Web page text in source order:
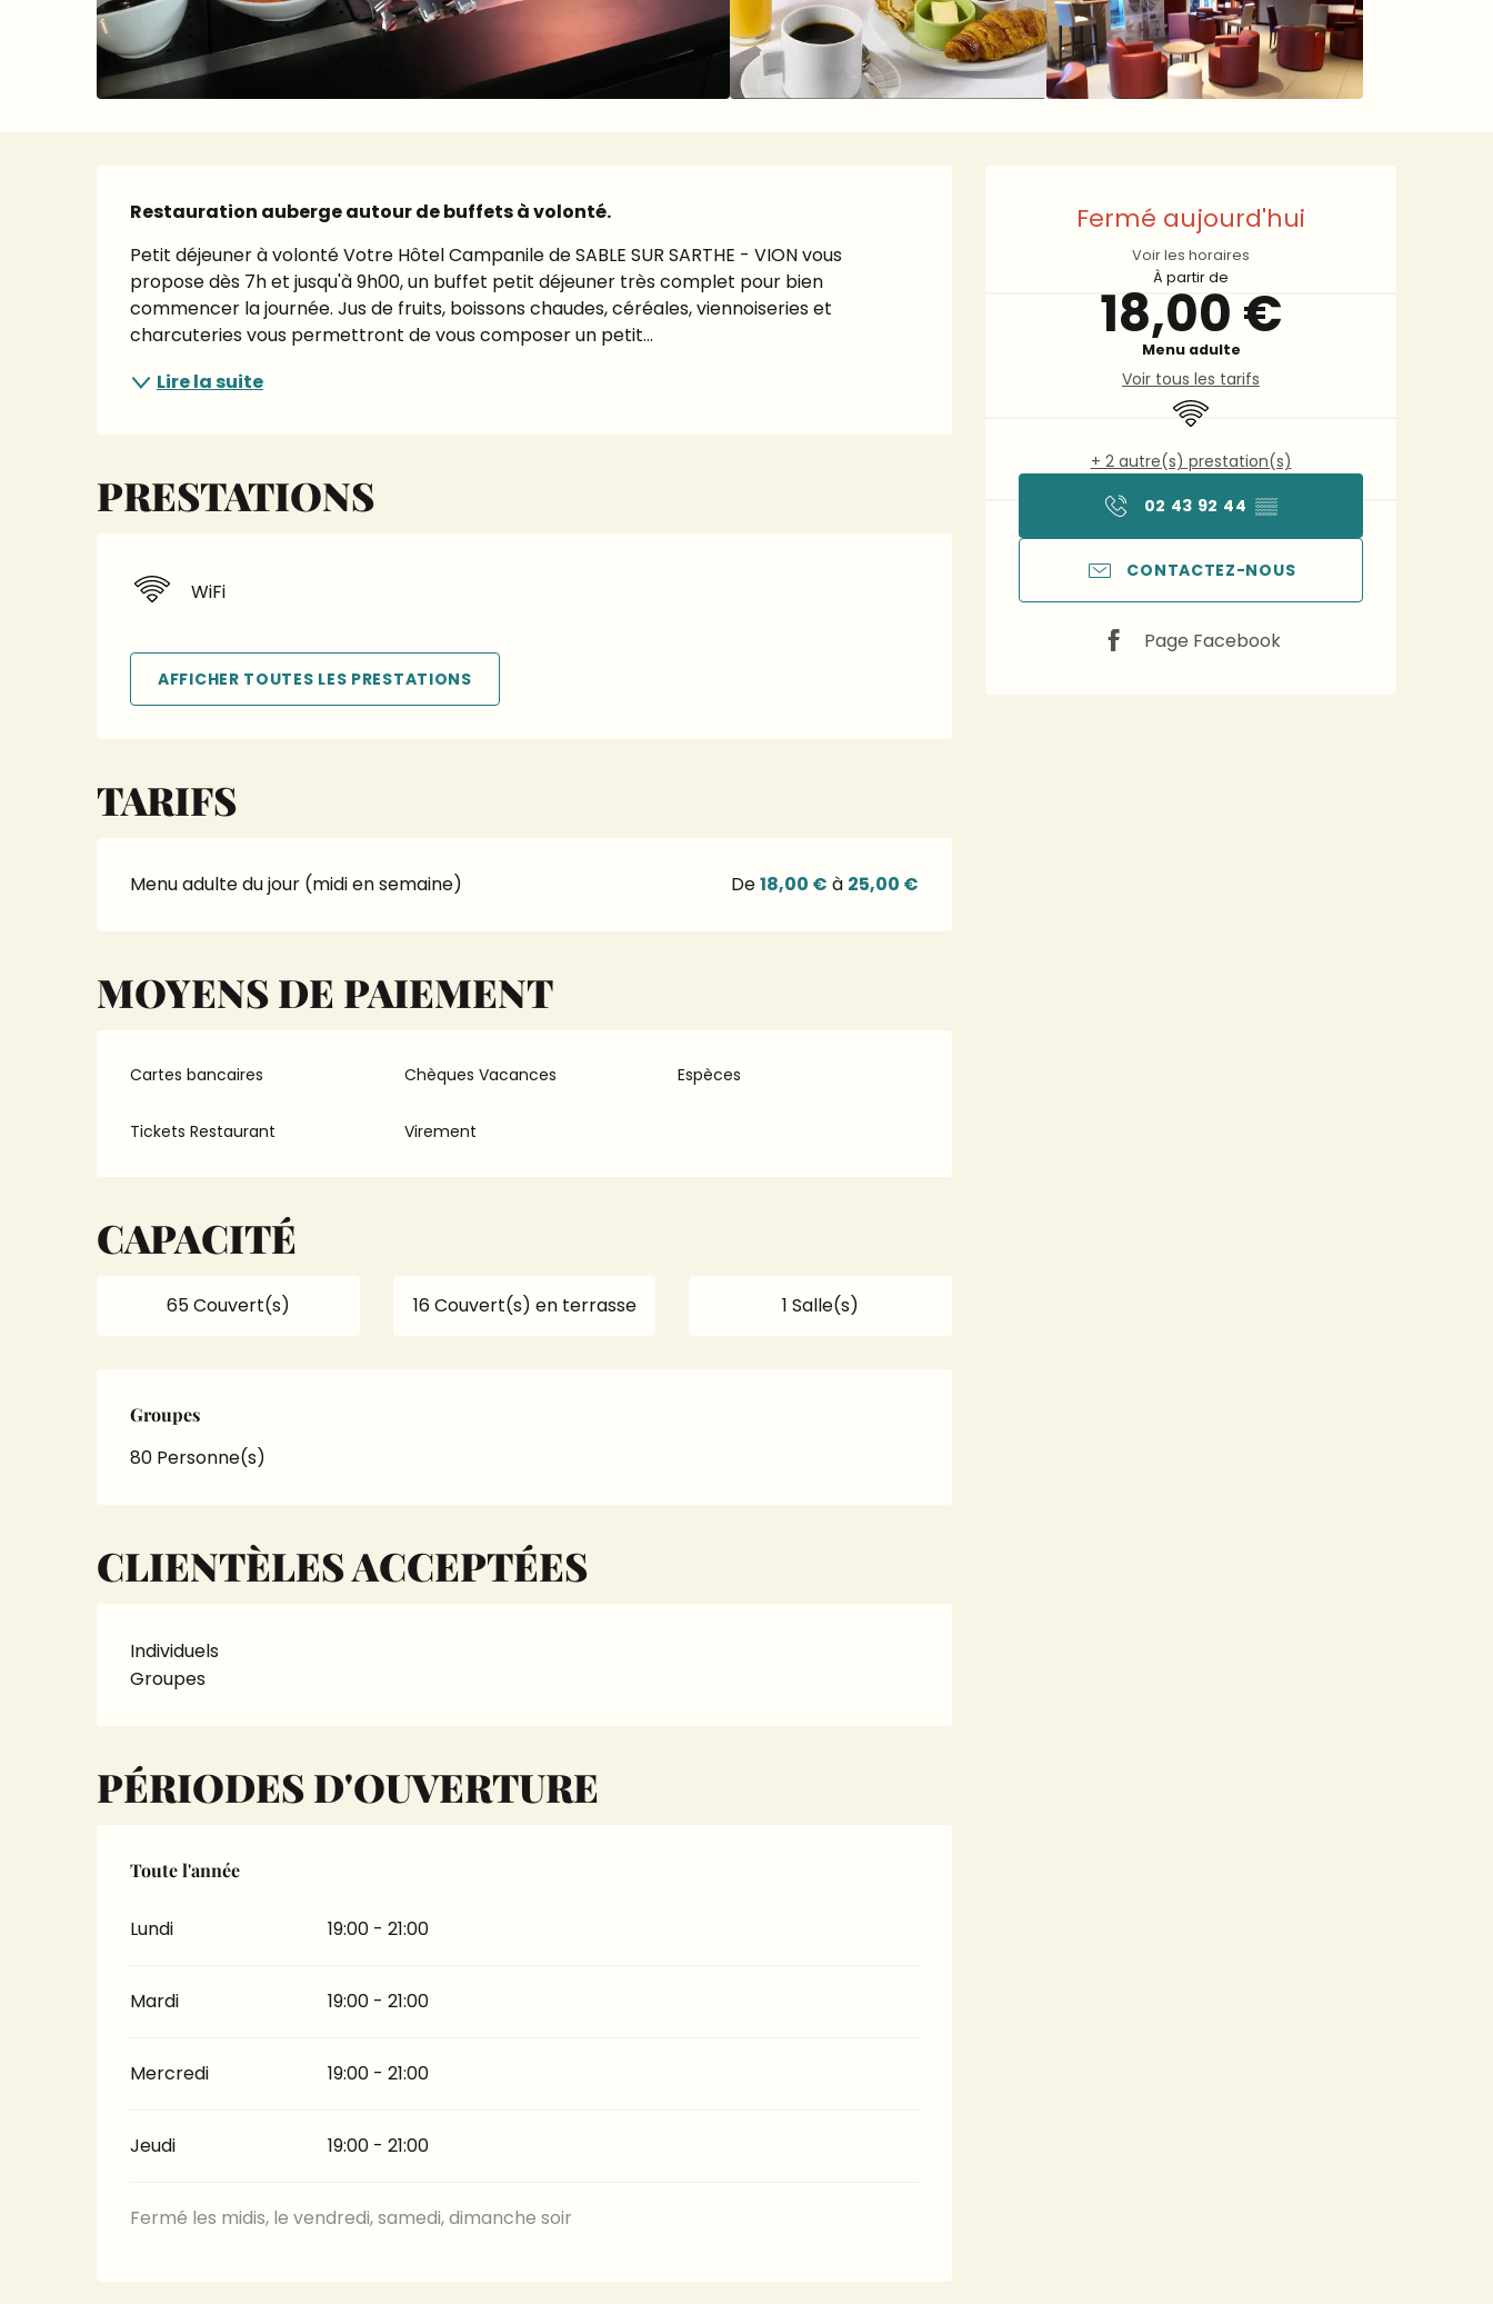
Ouverture et
Fermé aujourd'hui
Voir les horaires
À partir de
18,00 €
Menu adulte
Voir tous les tarifs
WiFi
+ 2 autre(s) prestation(s)
02 43 92 44 ▒▒
CONTACTEZ-NOUS
Page Facebook
Description
Restauration auberge autour de buffets à volonté.
Petit déjeuner à volonté Votre Hôtel Campanile de SABLE SUR SARTHE - VION vous
propose dès 7h et jusqu'à 9h00, un buffet petit déjeuner très complet pour bien
commencer la journée. Jus de fruits, boissons chaudes, céréales, viennoiseries et
charcuteries vous permettront de vous composer un petit...
Lire la suite
PRESTATIONS
WiFi
AFFICHER TOUTES LES PRESTATIONS
TARIFS
Menu adulte du jour (midi en semaine) De18,00 € à 25,00 €
MOYENS DE PAIEMENT
Cartes bancaires Chèques Vacances Espèces
Tickets Restaurant Virement
CAPACITÉ
65 Couvert(s) 16 Couvert(s) en terrasse 1 Salle(s)
Groupes
Groupes
80 Personne(s)
CLIENTÈLES ACCEPTÉES
Individuels
Groupes
PÉRIODES D'OUVERTURE
Toute l'année
Toute l'année
Lundi 19:00 - 21:00
Mardi 19:00 - 21:00
Mercredi 19:00 - 21:00
Jeudi 19:00 - 21:00
Fermé les midis, le vendredi, samedi, dimanche soir